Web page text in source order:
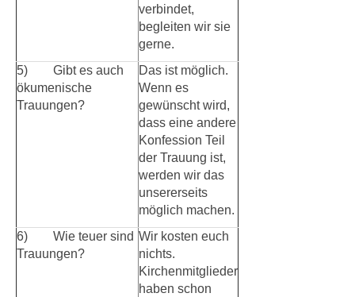
verbindet,
begleiten wir sie
gerne.
5) Gibt es auch
ökumenische
Trauungen?
Das ist möglich.
Wenn es
gewünscht wird,
dass eine andere
Konfession Teil
der Trauung ist,
werden wir das
unsererseits
möglich machen.
6) Wie teuer sind
Trauungen?
Wir kosten euch
nichts.
Kirchenmitglieder
haben schon